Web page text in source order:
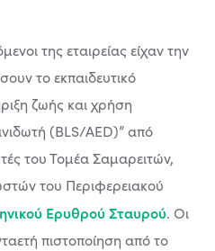
της εταιρείας είχαν την
το εκπαιδευτικό
ζωής και χρήση
(BLS/AED)” από
του Τομέα Σαμαρειτών,
του Περιφερειακού
Ερυθρού Σταυρού. Οι
πιστοποίηση από το